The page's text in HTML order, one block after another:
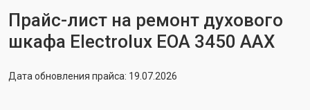
Прайс-лист на ремонт духового
шкафа Electrolux EOA 3450 AAX
Дата обновления прайса: 19.07.2026